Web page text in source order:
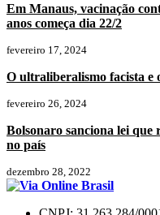
Em Manaus, vacinação
anos começa dia 22/2
fevereiro 17, 2024
O ultraliberalismo facista e
fevereiro 26, 2024
Bolsonaro sanciona lei que
no país
dezembro 28, 2022